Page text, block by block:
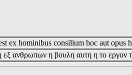
ex hominibus consilium hoc aut opus
εξ ανθρωπων η βουλη αυτη η το εργον